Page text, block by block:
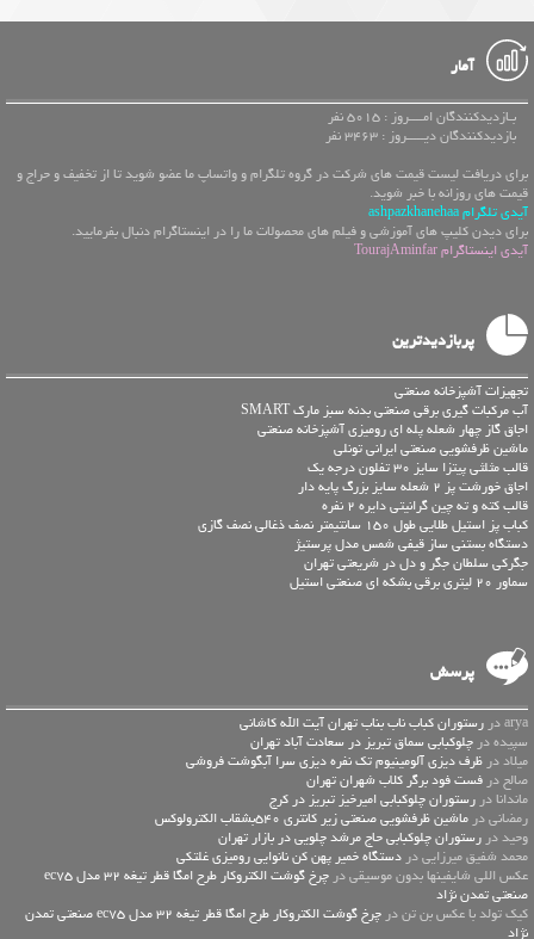
آمار
بـازدیدکنندگان امــــروز : 5015 نفر
بازدیدکنندگان دیـــــروز : 3463 نفر
برای دریافت لیست قیمت های شرکت در گروه تلگرام و واتساپ ما عضو شوید تا از تخفیف و حراج و
قیمت های روزانه با خبر شوید.
آیدی تلگرام ashpazkhanehaa
برای دیدن کلیپ های آموزشی و فیلم های محصولات ما را در اینستاگرام دنبال بفرمایید.
آیدی اینستاگرام TourajAminfar
پربازدیدترین
تجهیزات آشپزخانه صنعتی
آب مرکبات گیری برقی صنعتی بدنه سبز مارک SMART
اجاق گاز چهار شعله پله ای رومیزی آشپزخانه صنعتی
ماشین ظرفشویی صنعتی ایرانی تونلی
قالب مثلثی پیتزا سایز 30 تفلون درجه یک
اجاق خورشت پز 2 شعله سایز بزرگ پایه دار
قالب کته و ته چین گرانیتی دایره 2 نفره
کباب پز استیل طلایی طول 150 سانتیمتر نصف ذغالی نصف گازی
دستگاه بستنی ساز قیفی شمس مدل پرستیژ
جگرکی سلطان جگر و دل در شریعتی تهران
سماور 20 لیتری برقی بشکه ای صنعتی استیل
پرسش
arya در
رستوران کباب ناب بناب تهران آیت الله کاشانی
سپیده در چلوکبابی سماق تبریز در سعادت آباد تهران
میلاد در ظرف دیزی آلومینیوم تک نفره دیزی سرا آبگوشت فروشی
صالح در فست فود برگر کلاب شهران تهران
ماندانا در رستوران چلوکبابی امیرخیز تبریز در کرج
رمضانی در ماشین ظرفشویی صنعتی زیر کانتری 540بشقاب الکترولوکس
وحید در رستوران چلوکبابی حاج مرشد چلویی در بازار تهران
محمد شفیق میرزایی در دستگاه خمیر پهن کن نانوایی رومیزی غلتکی
عكس اللي شايفينها بدون موسيقى در
چرخ گوشت الکتروکار طرح امگا قطر تیغه 32 مدل ec75
صنعتی تمدن نژاد
کیک تولد با عکس بن تن در
چرخ گوشت الکتروکار طرح امگا قطر تیغه 32 مدل ec75 صنعتی تمدن
نژاد